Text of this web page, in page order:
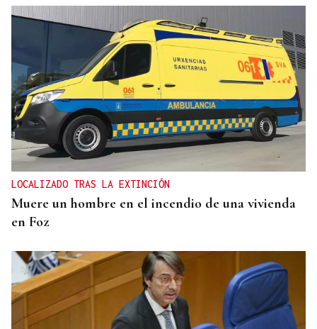
LOCALIZADO TRAS LA EXTINCIÓN
Muere un hombre en el incendio de una vivienda
en Foz